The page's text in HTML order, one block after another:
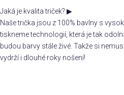
Jaká je kvalita triček? ▶
Naše trička jsou z 100% bavlny s
tiskneme technologií, která je tak
budou barvy stále živé. Takže si
vydrží i dlouhé roky nošení!